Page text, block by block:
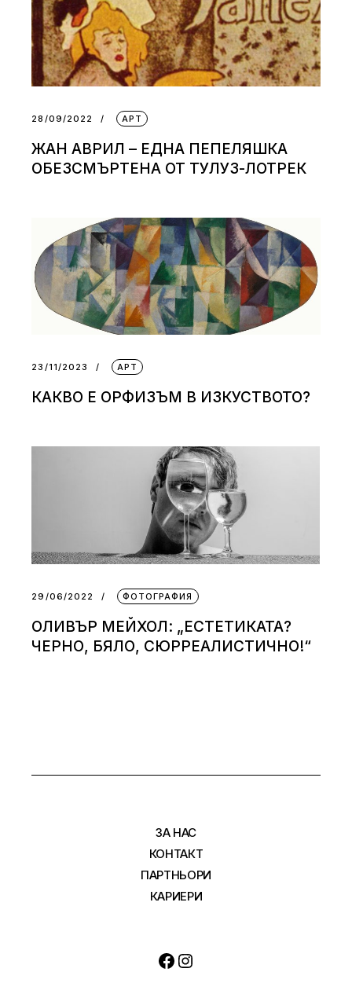
28/09/2022 АРТ
ЖАН АВРИЛ – ЕДНА ПЕПЕЛЯШКА
ОБЕЗСМЪРТЕНА ОТ ТУЛУЗ-ЛОТРЕК
23/11/2023 АРТ
КАКВО Е ОРФИЗЪМ В ИЗКУСТВОТО?
29/06/2022 ФОТОГРАФИЯ
ОЛИВЪР МЕЙХОЛ: „ЕСТЕТИКАТА?
ЧЕРНО, БЯЛО, СЮРРЕАЛИСТИЧНО!“
ЗА НАС
КОНТАКТ
ПАРТНЬОРИ
КАРИЕРИ